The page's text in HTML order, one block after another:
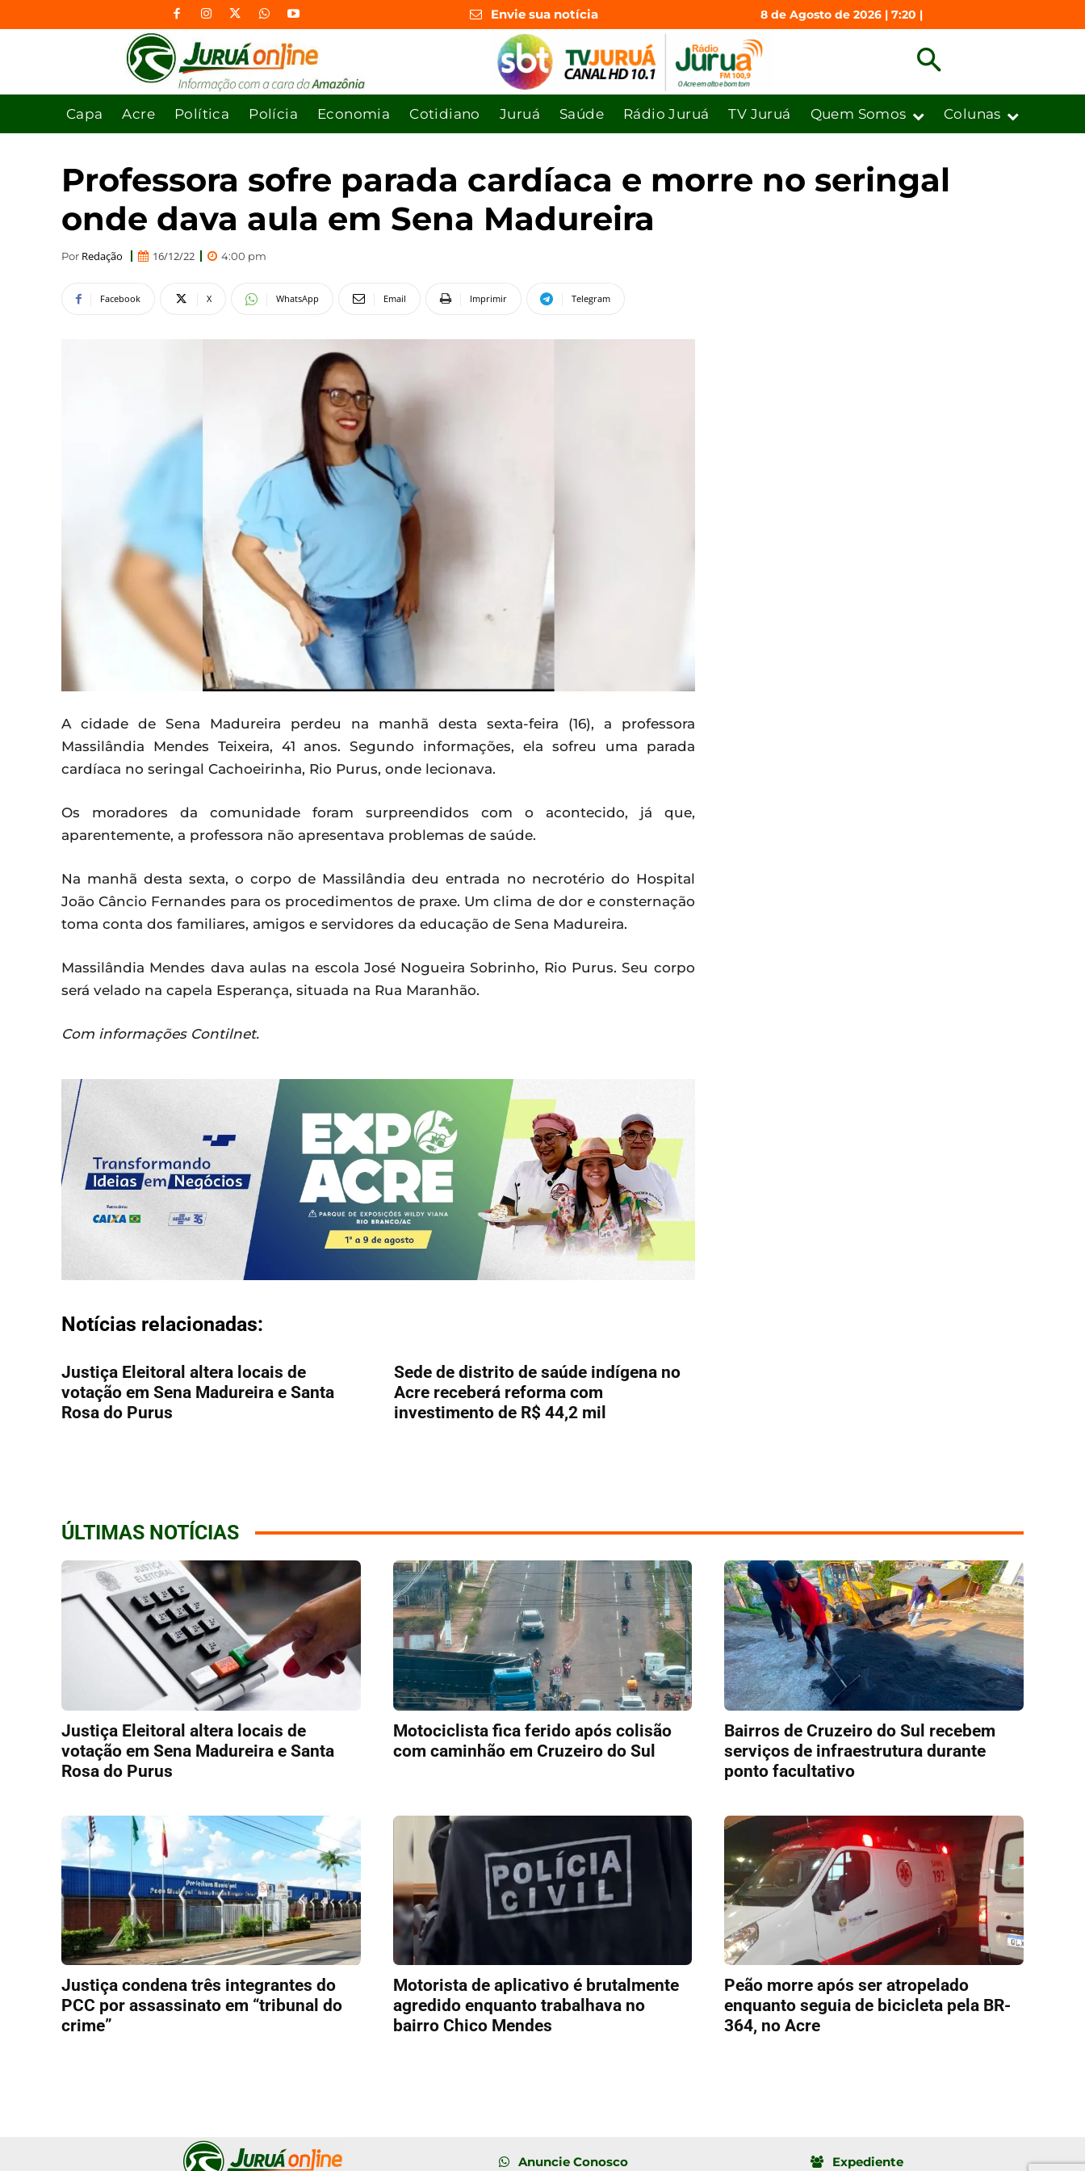
Envie sua notícia 8 de Agosto de 2026 | 7:20 |
Capa Acre Política Polícia Economia Cotidiano Juruá Saúde Rádio Juruá TV Juruá Quem Somos Colunas
Professora sofre parada cardíaca e morre no seringal
onde dava aula em Sena Madureira
Por Redação 16/12/22 4:00 pm
Facebook X WhatsApp Email Imprimir Telegram
A cidade de Sena Madureira perdeu na manhã desta sexta-feira (16), a professora
Massilândia Mendes Teixeira, 41 anos. Segundo informações, ela sofreu uma parada
cardíaca no seringal Cachoeirinha, Rio Purus, onde lecionava.
Os moradores da comunidade foram surpreendidos com o acontecido, já que,
aparentemente, a professora não apresentava problemas de saúde.
Na manhã desta sexta, o corpo de Massilândia deu entrada no necrotério do Hospital
João Câncio Fernandes para os procedimentos de praxe. Um clima de dor e consternação
toma conta dos familiares, amigos e servidores da educação de Sena Madureira.
Massilândia Mendes dava aulas na escola José Nogueira Sobrinho, Rio Purus. Seu corpo
será velado na capela Esperança, situada na Rua Maranhão.
Com informações Contilnet.
Notícias relacionadas:
Justiça Eleitoral altera locais de
votação em Sena Madureira e Santa
Rosa do Purus
Sede de distrito de saúde indígena no
Acre receberá reforma com
investimento de R$ 44,2 mil
ÚLTIMAS NOTÍCIAS
Justiça Eleitoral altera locais de
votação em Sena Madureira e Santa
Rosa do Purus
Motociclista fica ferido após colisão
com caminhão em Cruzeiro do Sul
Bairros de Cruzeiro do Sul recebem
serviços de infraestrutura durante
ponto facultativo
Justiça condena três integrantes do
PCC por assassinato em “tribunal do
crime”
Motorista de aplicativo é brutalmente
agredido enquanto trabalhava no
bairro Chico Mendes
Peão morre após ser atropelado
enquanto seguia de bicicleta pela BR-
364, no Acre
Anuncie Conosco Expediente